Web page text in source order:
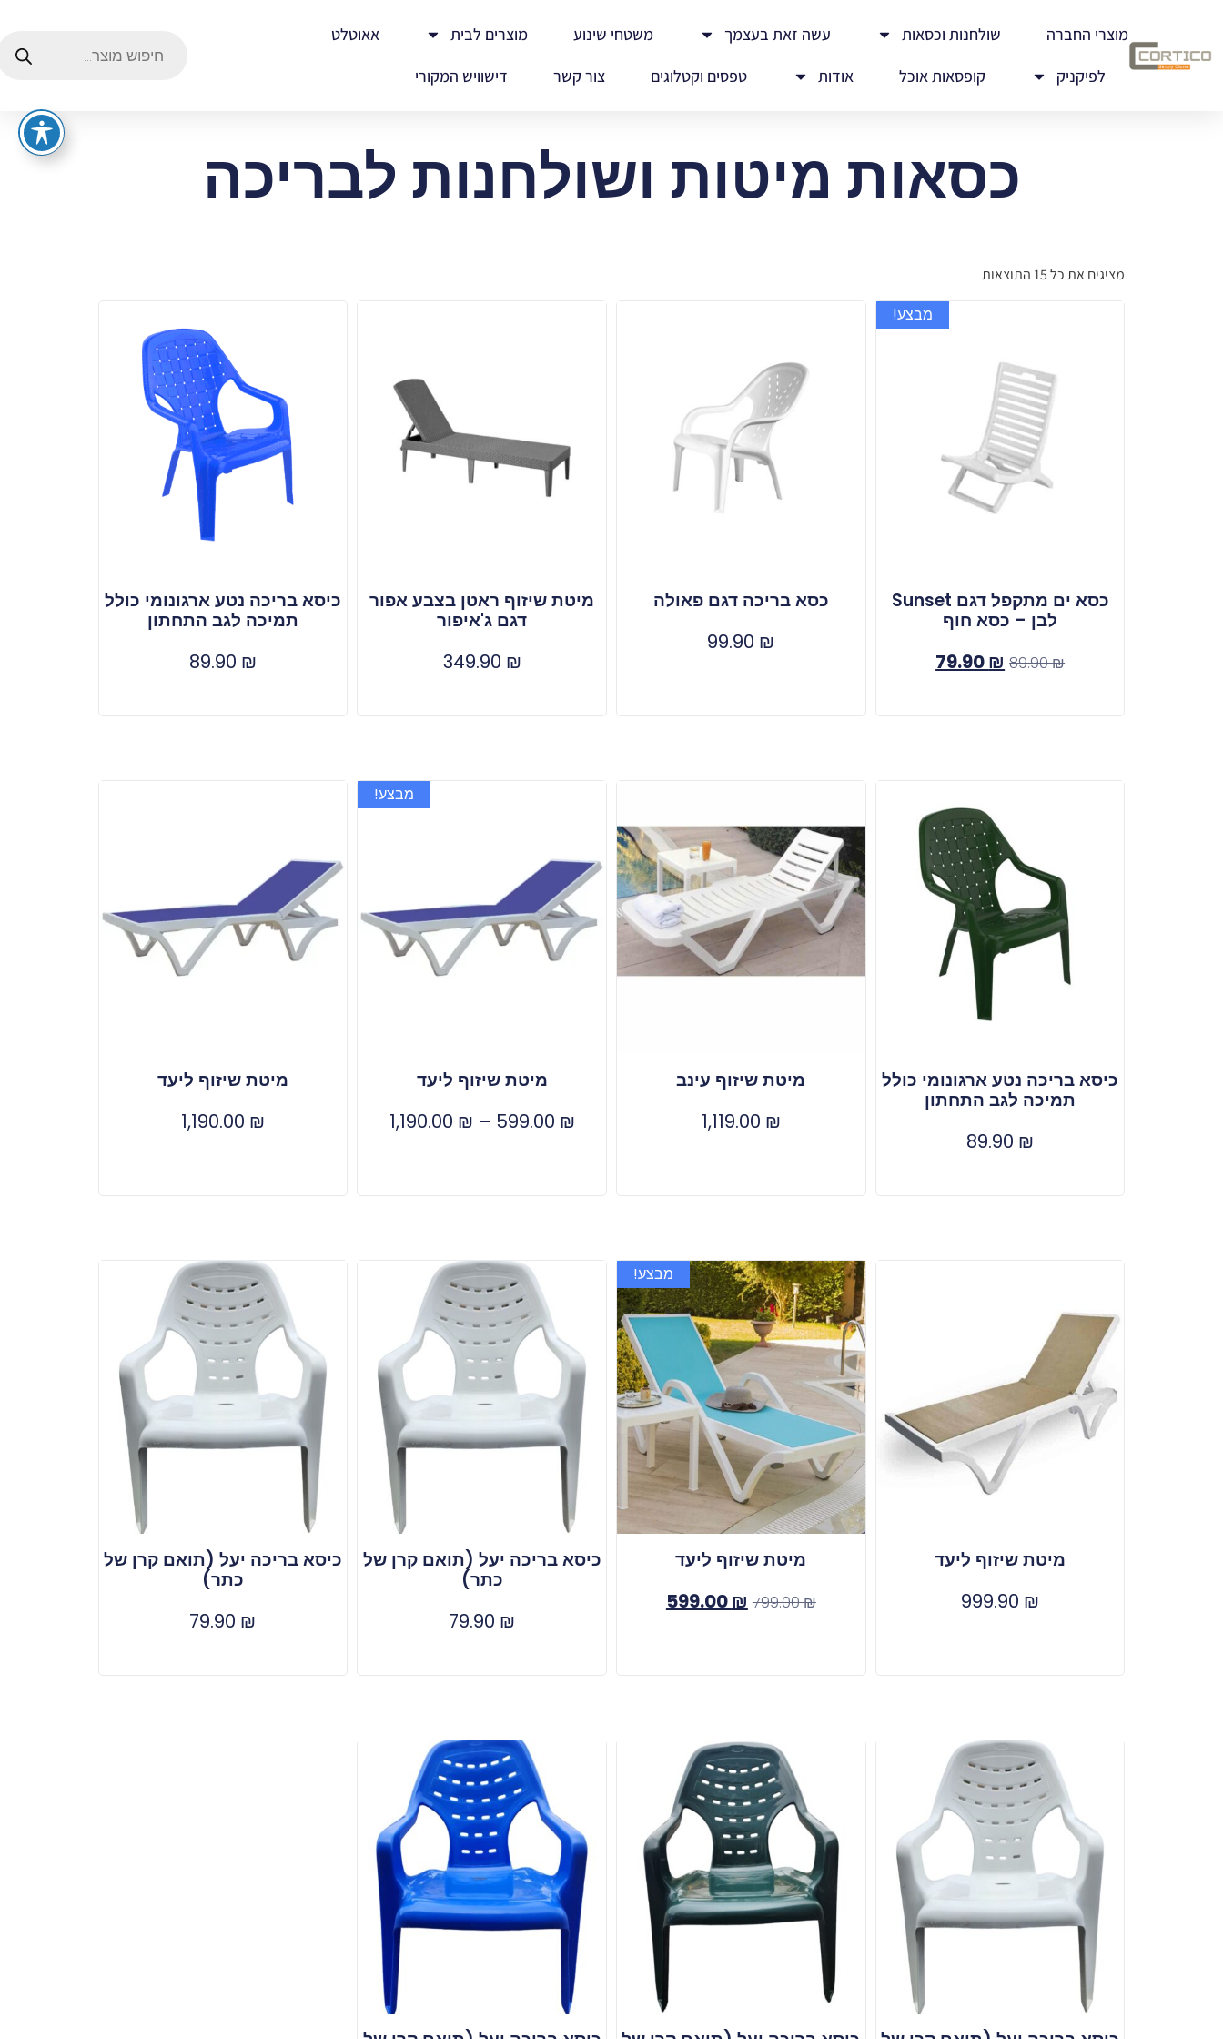
מוצרי החברה שולחנות וכסאות עשה זאת בעצמך משטחי שינוע מוצרים לבית
אאוטלט
לפיקניק
קופסאות אוכל אודות טפסים וקטלוגים צור קשר דישוויש המקורי
כסאות מיטות ושולחנות לבריכה
מציגים את כל ⁦15⁩ התוצאות
מבצע!
כסא ים מתקפל דגם Sunset
לבן – כסא חוף
89.90₪
79.90₪
כסא בריכה דגם פאולה
99.90 ₪
מיטת שיזוף ראטן בצבע אפור
דגם ג'איפור
349.90 ₪
כיסא בריכה נטע ארגונומי כולל
תמיכה לגב התחתון
89.90 ₪
כיסא בריכה נטע ארגונומי כולל
תמיכה לגב התחתון
89.90 ₪
מיטת שיזוף עינב
1,119.00 ₪
מבצע!
מיטת שיזוף ליעד
599.00 ₪
–
1,190.00 ₪
מיטת שיזוף ליעד
1,190.00 ₪
מיטת שיזוף ליעד
999.90 ₪
מבצע!
מיטת שיזוף ליעד
799.00₪
599.00₪
כיסא בריכה יעל (תואם קרן של
כתר)
79.90 ₪
כיסא בריכה יעל (תואם קרן של
כתר)
79.90 ₪